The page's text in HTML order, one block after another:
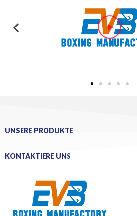
UNSERE PRODUKTE
KONTAKTIERE UNS